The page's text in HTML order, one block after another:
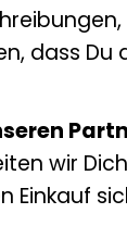
dass Du
wir
Einkauf